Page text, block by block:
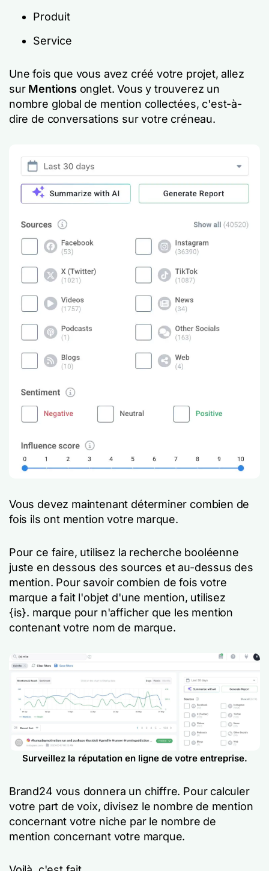
Produit
Service
Une fois que vous avez créé votre projet, allez
sur Mentions onglet. Vous y trouverez un
nombre global de mention collectées, c'est-à-
dire de conversations sur votre créneau.
Vous devez maintenant déterminer combien de
fois ils ont mention votre marque.
Pour ce faire, utilisez la recherche booléenne
juste en dessous des sources et au-dessus des
mention. Pour savoir combien de fois votre
marque a fait l'objet d'une mention, utilisez
{is}. marque pour n'afficher que les mention
contenant votre nom de marque.
Surveillez la réputation en ligne de votre entreprise.
Brand24 vous donnera un chiffre. Pour calculer
votre part de voix, divisez le nombre de mention
concernant votre niche par le nombre de
mention concernant votre marque.